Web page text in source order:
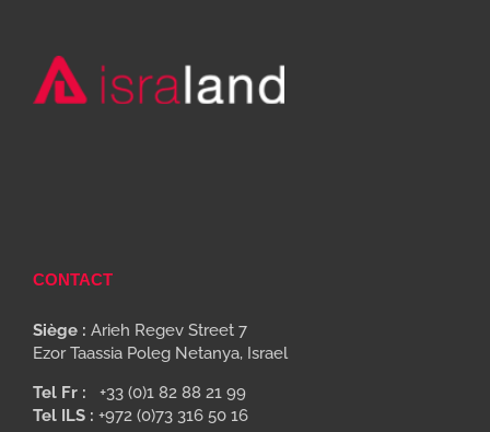
CONTACT
Siège : Arieh Regev Street 7
Ezor Taassia Poleg Netanya, Israel
Tel Fr : +33 (0)1 82 88 21 99
Tel ILS : +972 (0)73 316 50 16